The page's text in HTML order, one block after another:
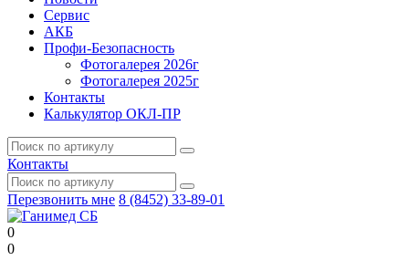
Сервис
АКБ
Профи-Безопасность
Фотогалерея 2026г
Фотогалерея 2025г
Контакты
Калькулятор ОКЛ-ПР
Контакты
Перезвонить мне 8 (8452) 33-89-01
0
0